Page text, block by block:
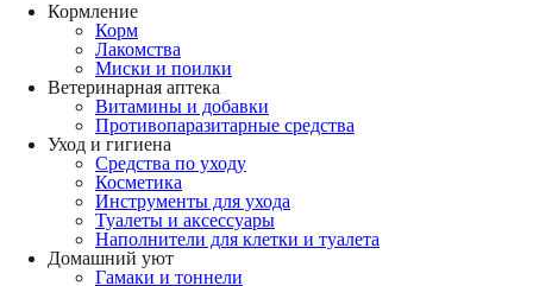
Кормление
Корм
Лакомства
Миски и поилки
Ветеринарная аптека
Витамины и добавки
Противопаразитарные средства
Уход и гигиена
Средства по уходу
Косметика
Инструменты для ухода
Туалеты и аксессуары
Наполнители для клетки и туалета
Домашний уют
Гамаки и тоннели